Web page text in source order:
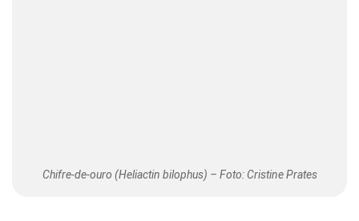
Chifre-de-ouro (Heliactin bilophus) – Foto: Cristine Prates